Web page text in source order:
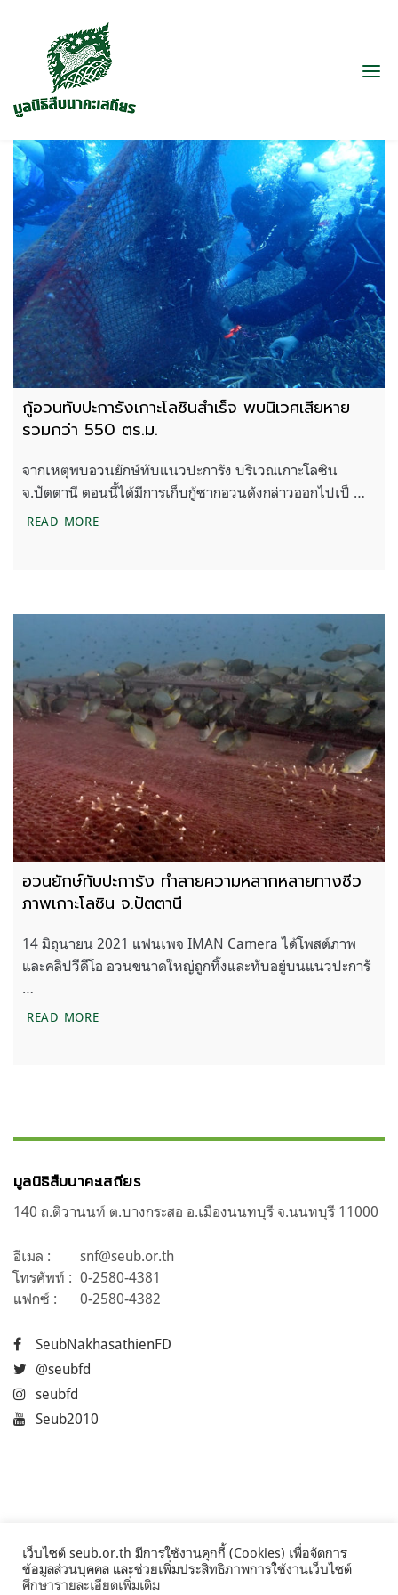
กู้อวนทับปะการังเกาะโลซินสำเร็จ พบนิเวศเสียหาย
รวมกว่า 550 ตร.ม.
จากเหตุพบอวนยักษ์ทับแนวปะการัง บริเวณเกาะโลซิน
จ.ปัตตานี ตอนนี้ได้มีการเก็บกู้ซากอวนดังกล่าวออกไปเป็ …
READ MOREกู้อวนทับปะการังเกาะโลซินสำเร็จ พบนิเวศเสียหายร
อวนยักษ์ทับปะการัง ทำลายความหลากหลายทางชีว
ภาพเกาะโลซิน จ.ปัตตานี
14 มิถุนายน 2021 แฟนเพจ IMAN Camera ได้โพสต์ภาพ
และคลิปวีดีโอ อวนขนาดใหญ่ถูกทิ้งและทับอยู่บนแนวปะการั
…
READ MOREอวนยักษ์ทับปะการัง ทำลายความหลากหลายทางชีวภ
มูลนิธิสืบนาคะเสถียร
140 ถ.ติวานนท์ ต.บางกระสอ อ.เมืองนนทบุรี จ.นนทบุรี 11000
อีเมล :
snf@seub.or.th
โทรศัพท์ : 0-2580-4381
แฟกซ์ :
0-2580-4382
SeubNakhasathienFD
@seubfd
seubfd
Seub2010
เว็บไซต์ seub.or.th มีการใช้งานคุกกี้ (Cookies) เพื่อจัดการ
ข้อมูลส่วนบุคคล และช่วยเพิ่มประสิทธิภาพการใช้งานเว็บไซต์
ศึกษารายละเอียดเพิ่มเติม